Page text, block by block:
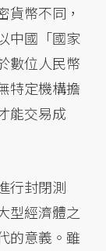
貨幣不同，
中國「國家
數位人民幣
特定機構擔
能交易成
行封閉測
型經濟體之
的意義。雖